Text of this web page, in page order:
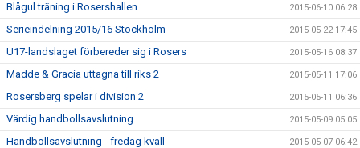
Blågul träning i Rosershallen 2015-06-10 06:28
Serieindelning 2015/16 Stockholm 2015-05-22 17:45
U17-landslaget förbereder sig i Rosers 2015-05-16 08:37
Madde & Gracia uttagna till riks 2 2015-05-11 17:06
Rosersberg spelar i division 2 2015-05-11 06:36
Värdig handbollsavslutning 2015-05-09 05:05
Handbollsavslutning - fredag kväll 2015-05-07 06:42